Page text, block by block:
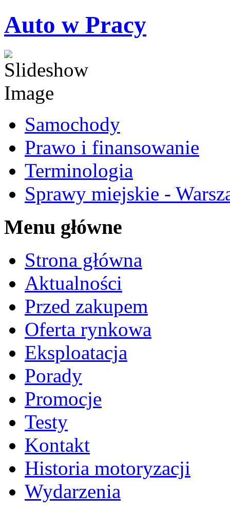
Auto w Pracy
Samochody
Prawo i finansowanie
Terminologia
Sprawy miejskie -
Menu główne
Strona główna
Aktualności
Przed zakupem
Oferta rynkowa
Eksploatacja
Porady
Promocje
Testy
Kontakt
Historia motoryzacji
Wydarzenia